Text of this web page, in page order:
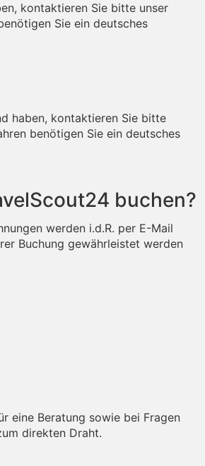
kontaktieren Sie bitte unser
Sie ein deutsches
haben, kontaktieren Sie bitte
benötigen Sie ein deutsches
buchen?
werden i.d.R. per E-Mail
Buchung gewährleistet werden
eine Beratung sowie bei Fragen
direkten Draht.